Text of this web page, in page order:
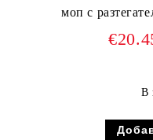
моп с
В